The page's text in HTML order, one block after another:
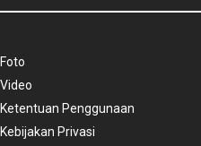
Foto
Video
Ketentuan Penggunaan
Kebijakan Privasi